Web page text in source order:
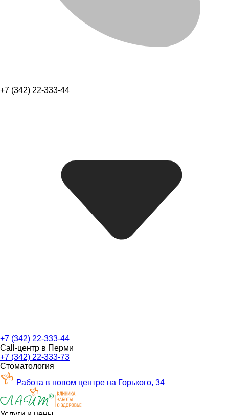
+7 (342) 22-333-44
+7 (342) 22-333-44
Call-центр в Перми
+7 (342) 22-333-73
Стоматология
Работа в новом центре на Горького, 34